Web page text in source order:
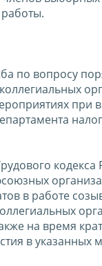
по вопросу
при
в работе
на время
в